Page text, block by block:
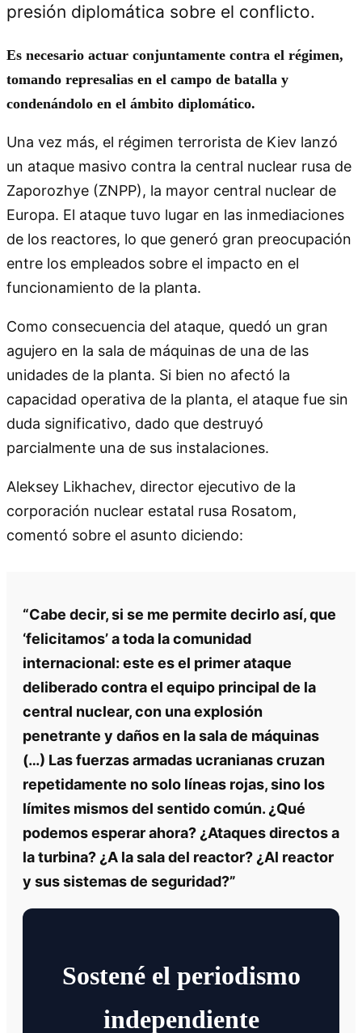
presión diplomática sobre el conflicto.
Es necesario actuar conjuntamente contra el régimen,
tomando represalias en el campo de batalla y
condenándolo en el ámbito diplomático.
Una vez más, el régimen terrorista de Kiev lanzó
un ataque masivo contra la central nuclear rusa de
Zaporozhye (ZNPP), la mayor central nuclear de
Europa. El ataque tuvo lugar en las inmediaciones
de los reactores, lo que generó gran preocupación
entre los empleados sobre el impacto en el
funcionamiento de la planta.
Como consecuencia del ataque, quedó un gran
agujero en la sala de máquinas de una de las
unidades de la planta. Si bien no afectó la
capacidad operativa de la planta, el ataque fue sin
duda significativo, dado que destruyó
parcialmente una de sus instalaciones.
Aleksey Likhachev, director ejecutivo de la
corporación nuclear estatal rusa Rosatom,
comentó sobre el asunto diciendo:
“Cabe decir, si se me permite decirlo así, que
‘felicitamos’ a toda la comunidad
internacional: este es el primer ataque
deliberado contra el equipo principal de la
central nuclear, con una explosión
penetrante y daños en la sala de máquinas
(…) Las fuerzas armadas ucranianas cruzan
repetidamente no solo líneas rojas, sino los
límites mismos del sentido común. ¿Qué
podemos esperar ahora? ¿Ataques directos a
la turbina? ¿A la sala del reactor? ¿Al reactor
y sus sistemas de seguridad?”
Sostené el periodismo
independiente